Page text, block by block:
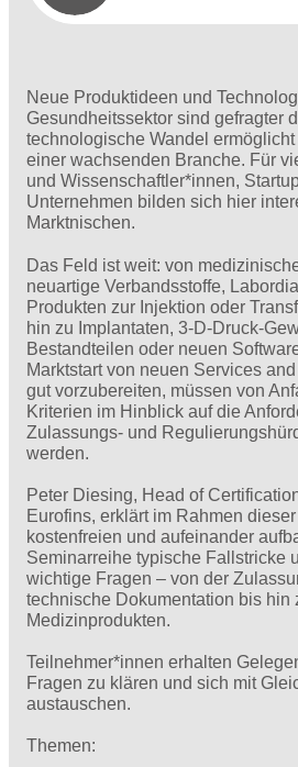
Neue Produktideen und
Gesundheitssektor sind gefragter
technologische Wandel
einer wachsenden Branche. Für
und Wissenschaftler*innen,
Unternehmen bilden sich hier
Marktnischen.
Das Feld ist weit: von
neuartige Verbandsstoffe,
Produkten zur Injektion oder
hin zu Implantaten, 3-D-Druck-
Bestandteilen oder neuen
Marktstart von neuen Services
gut vorzubereiten, müssen von
Kriterien im Hinblick auf die
Zulassungs- und
werden.
Peter Diesing, Head of
Eurofins, erklärt im Rahmen
kostenfreien und aufeinander
Seminarreihe typische Fallstricke
wichtige Fragen – von der
technische Dokumentation bis hin
Medizinprodukten.
Teilnehmer*innen erhalten
Fragen zu klären und sich mit
austauschen.
Themen: